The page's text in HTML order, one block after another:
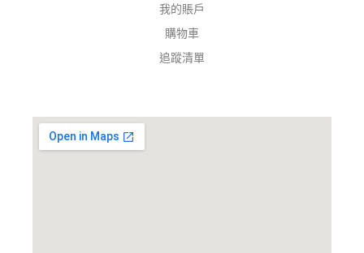
我的賬戶
購物車
追蹤清單